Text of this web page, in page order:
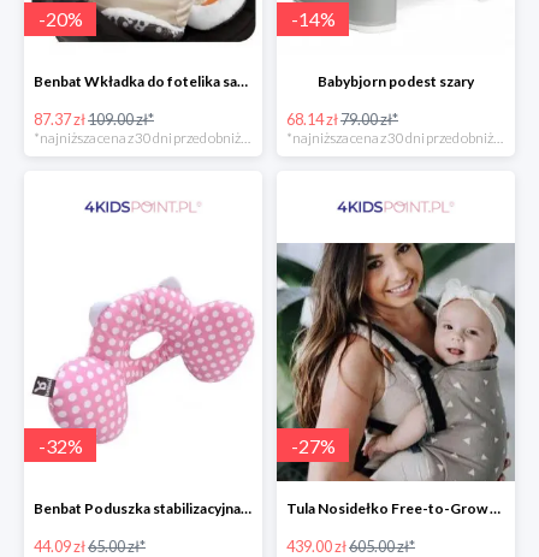
-20%
Benbat Wkładka do fotelika samochodowego
87.37 zł109.00 zł*
*najniższa cena z 30 dni przed obniżką
-14%
Babybjorn podest szary
68.14 zł79.00 zł*
*najniższa cena z 30 dni przed obniżką
-32%
Benbat Poduszka stabilizacyjna Pink/Dots
44.09 zł65.00 zł*
-27%
Tula Nosidełko Free-to-Grow Sleepy Dust
439.00 zł605.00 zł*